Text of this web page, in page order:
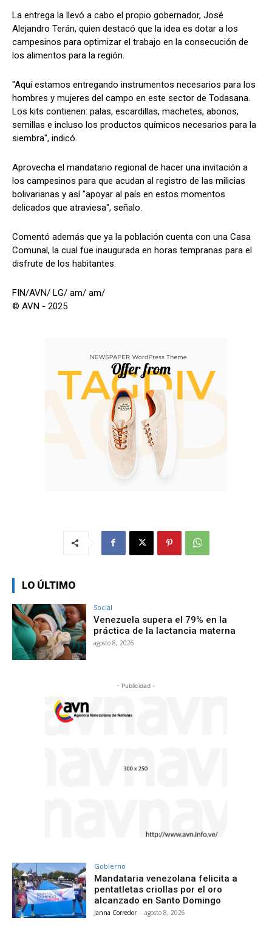
La entrega la llevó a cabo el propio gobernador, José
Alejandro Terán, quien destacó que la idea es dotar a los
campesinos para optimizar el trabajo en la consecución de
los alimentos para la región.
"Aquí estamos entregando instrumentos necesarios para los
hombres y mujeres del campo en este sector de Todasana.
Los kits contienen: palas, escardillas, machetes, abonos,
semillas e incluso los productos químicos necesarios para la
siembra", indicó.
Aprovecha el mandatario regional de hacer una invitación a
los campesinos para que acudan al registro de las milicias
bolivarianas y así "apoyar al país en estos momentos
delicados que atraviesa", señalo.
Comentó además que ya la población cuenta con una Casa
Comunal, la cual fue inaugurada en horas tempranas para el
disfrute de los habitantes.
FIN/AVN/ LG/ am/ am/
© AVN - 2025
LO ÚLTIMO
Social
Venezuela supera el 79% en la
práctica de la lactancia materna
agosto 8, 2026
- Publicidad -
Gobierno
Mandataria venezolana felicita a
pentatletas criollas por el oro
alcanzado en Santo Domingo
Janna Corredor - agosto 8, 2026